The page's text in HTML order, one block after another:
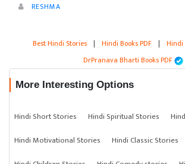
RESHMA
Best Hindi Stories | Hindi Books PDF | Hindi
DrPranava Bharti Books PDF
More Interesting Options
Hindi Short Stories Hindi Spiritual Stories
Hindi Motivational Stories
Hindi Classic Stories